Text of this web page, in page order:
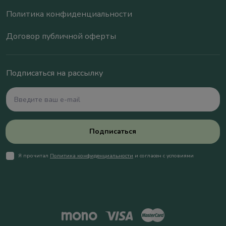
Политика конфиденциальности
Договор публичной оферты
Подписаться на рассылку
Подписаться
Я прочитал Политика конфиденциальности и согласен с условиями